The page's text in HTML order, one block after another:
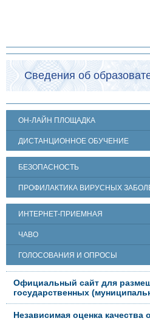
Сведения об
ОН-ЛАЙН ПЛОЩАДКА
ДИСТАНЦИОННОЕ ОБУЧЕНИЕ
БЕЗОПАСНОСТЬ
ПРОФИЛАКТИКА ВИРУСНЫХ
ИНТЕРНЕТ-ПРИЕМНАЯ
ЧАВО
ГОЛОСОВАНИЯ И ОПРОСЫ
Официальный сайт для
государственных
Независимая оценка качества